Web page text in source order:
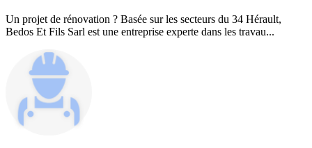
Un projet de rénovation ? Basée sur les secteurs du 34 Hérault,
Bedos Et Fils Sarl est une entreprise experte dans les travau...